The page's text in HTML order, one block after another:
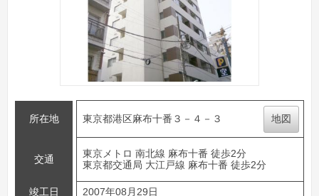
所在地 東京都港区麻布十番３－４－３ 地図
交通
東京メトロ 南北線 麻布十番 徒歩2分
東京都交通局 大江戸線 麻布十番 徒歩2分
竣工日 2007年08月29日